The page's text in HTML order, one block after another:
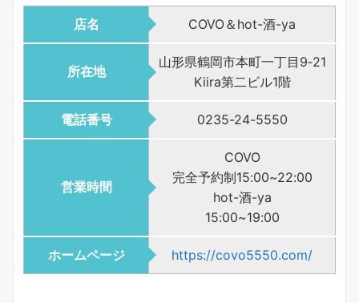
店名 COVO＆hot-酒-ya
所在地
山形県鶴岡市本町一丁目9‐21
Kiira第二ビル1階
電話番号 0235-24-5550
営業時間
COVO
完全予約制15:00~22:00
hot-酒-ya
15:00~19:00
ホームページ https://covo5550.com/